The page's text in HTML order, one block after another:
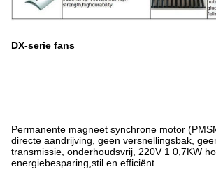
DX-serie fans
Permanente magneet synchrone motor
directe aandrijving, geen versnellingsbak,
transmissie, onderhoudsvrij, 220V 1 0,7KW
energiebesparing,stil en efficiënt